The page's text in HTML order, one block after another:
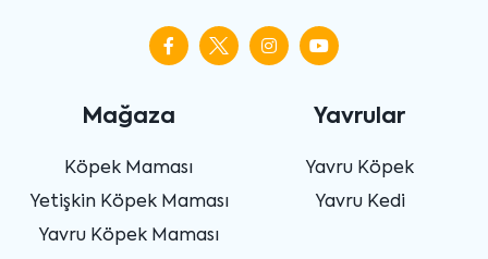
Mağaza
Köpek Maması
Yetişkin Köpek Maması
Yavru Köpek Maması
Yavrular
Yavru Köpek
Yavru Kedi